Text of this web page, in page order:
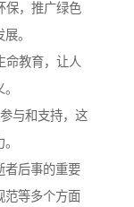
保，推广绿色
。
命教育，让人
与和支持，这
者后事的重要
范等多个方面